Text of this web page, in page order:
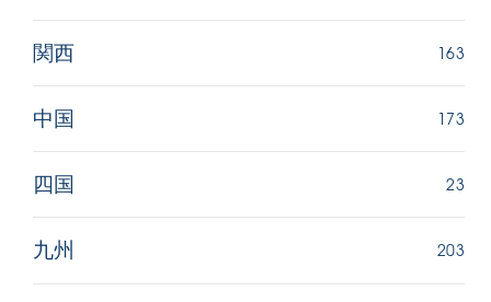
関西 163
中国 173
四国 23
九州 203